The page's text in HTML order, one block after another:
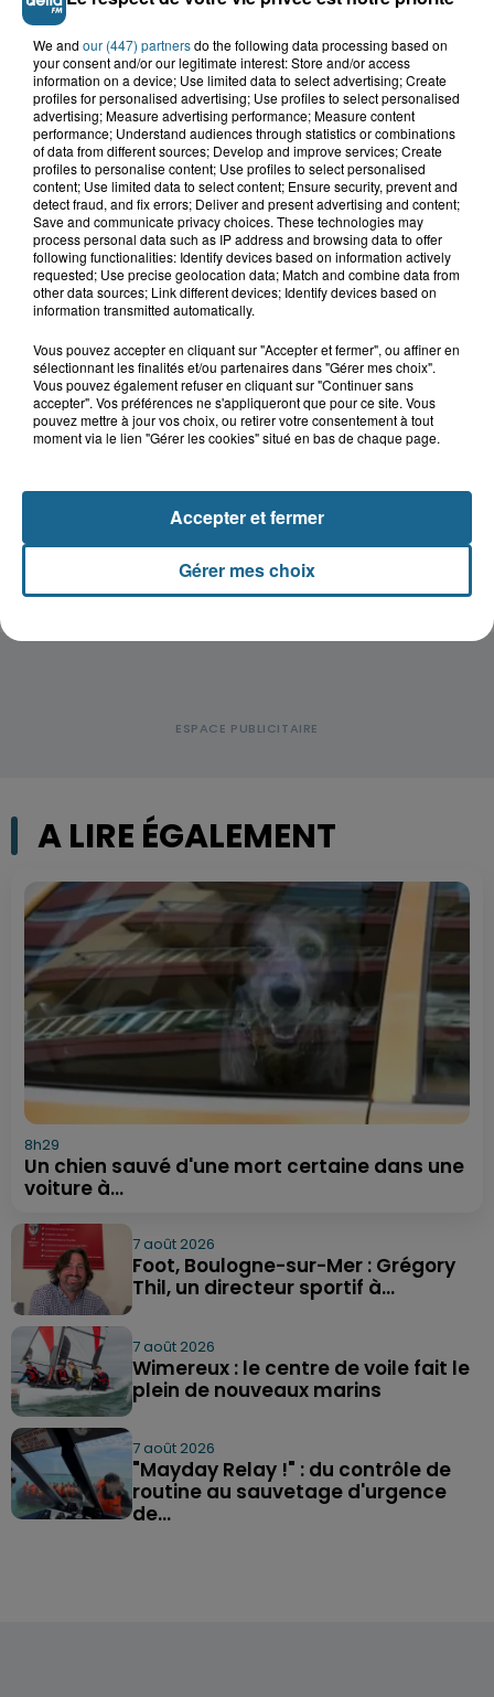
Saint-Omer : un enfant gravement brûlé
après l'explosion d'un jouet...
Hazebrouck : victime d'un accident,
Lucas s'en est allé brutalement...
Valérie, 46 ans, portée disparue
depuis mardi à Dunkerque, sa...
Disparition inquiétante à Cappelle-
la-Grande : Michael, 41 ans...
A LIRE ÉGALEMENT
8h29
Un chien sauvé d'une mort certaine dans une
voiture à...
7 août 2026
Foot, Boulogne-sur-Mer : Grégory
Thil, un directeur sportif à...
7 août 2026
Wimereux : le centre de voile fait le
plein de nouveaux marins
7 août 2026
"Mayday Relay !" : du contrôle de
routine au sauvetage d'urgence
de...
We and our (447) partnersdo the following data processing based on
your consent and/or our legitimate interest: Store and/or access
information on a device; Use limited data to select advertising; Create
profiles for personalised advertising; Use profiles to select personalised
advertising; Measure advertising performance; Measure content
performance; Understand audiences through statistics or combinations
of data from different sources; Develop and improve services; Create
profiles to personalise content; Use profiles to select personalised
content; Use limited data to select content; Ensure security, prevent and
detect fraud, and fix errors; Deliver and present advertising and content;
Save and communicate privacy choices. These technologies may
process personal data such as IP address and browsing data to offer
following functionalities: Identify devices based on information actively
requested; Use precise geolocation data; Match and combine data from
other data sources; Link different devices; Identify devices based on
information transmitted automatically.
Vous pouvez accepter en cliquant sur "Accepter et fermer", ou affiner en
sélectionnant les finalités et/ou partenaires dans "Gérer mes choix".
Vous pouvez également refuser en cliquant sur "Continuer sans
accepter". Vos préférences ne s'appliqueront que pour ce site. Vous
pouvez mettre à jour vos choix, ou retirer votre consentement à tout
moment via le lien "Gérer les cookies" situé en bas de chaque page.
Gérer mes choix
Accepter et fermer